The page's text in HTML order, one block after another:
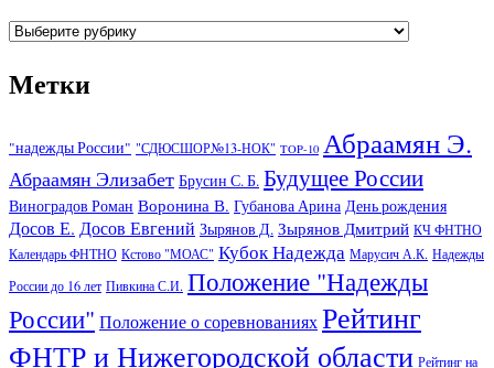
Рубрики
Метки
"надежды России" "СДЮСШОР№13-НОК" TOP-10 Абраамян Э.
Абраамян Элизабет Брусин С. Б. Будущее России
Виноградов Роман Воронина В. Губанова Арина День рождения
Досов Е. Досов Евгений Зырянов Д. Зырянов Дмитрий КЧ ФНТНО
Календарь ФНТНО Кстово "МОАС" Кубок Надежда Марусич А.К. Надежды
России до 16 лет Пивкина С.И. Положение "Надежды
России" Положение о соревнованияхРейтинг
ФНТР и Нижегородской области Рейтинг на